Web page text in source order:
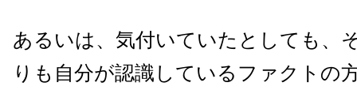
あるいは、気付いていたとしても、
りも自分が認識しているファクトの